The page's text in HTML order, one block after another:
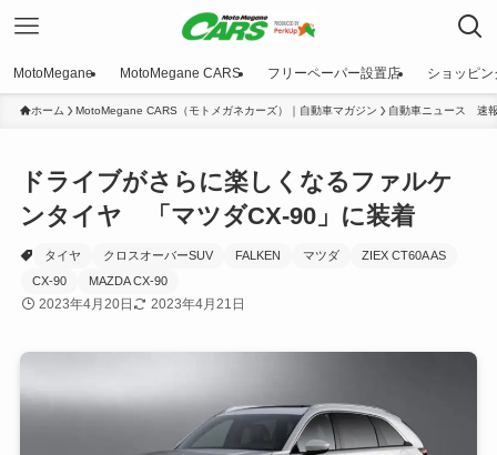
MotoMegane MotoMegane CARS フリーペーパー設置店 ショッピン
ホーム MotoMegane CARS（モトメガネカーズ）｜自動車マガジン 自動車ニュース 速
ドライブがさらに楽しくなるファルケ
ンタイヤ 「マツダCX-90」に装着
タイヤ クロスオーバーSUV FALKEN マツダ
ZIEX CT60A AS
CX-90
MAZDA CX-90
2023年4月20日 2023年4月21日